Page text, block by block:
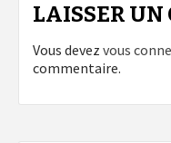
LAISSER UN
Vous devez vous
commentaire.